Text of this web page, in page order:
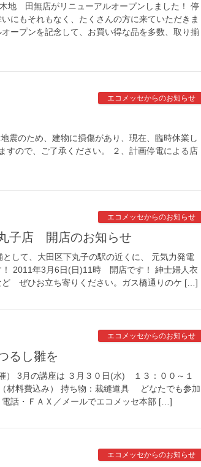
地 田無店がリニューアルオープンしました！ 停
にもそれもなく、たくさんの方に来ていただきま
ープンを記念して、お買い得な品を多数、取り揃
エコメッセからのお知らせ
震のため、建物に損傷があり、現在、臨時休業し
すので、ご了承ください。 ２、計画停電による店
エコメッセからのお知らせ
子店 開店のお知らせ
して、大田区下丸子の駅の近くに、 元気力発電
2011年3月6日(日)11時 開店です！ 紳士婦人衣
ど ぜひお立ち寄りください。ガス橋通りのケ […]
エコメッセからのお知らせ
るし雛を
） 3月の講座は ３月３０日(水) １３：００～１
材料費込み） 持ち物：裁縫道具 どなたでも参加
話・ＦＡＸ／メールでエコメッセ本部 […]
エコメッセからのお知らせ